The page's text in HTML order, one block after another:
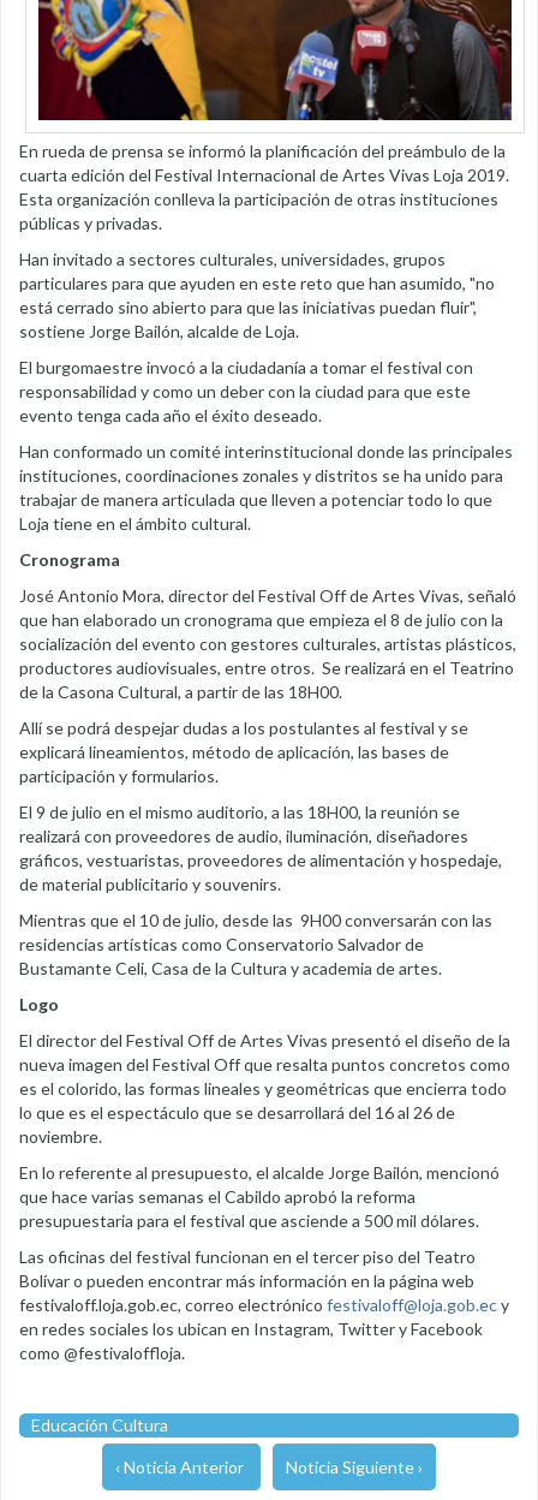
En rueda de prensa se informó la planificación del preámbulo de la
cuarta edición del Festival Internacional de Artes Vivas Loja 2019.
Esta organización conlleva la participación de otras instituciones
públicas y privadas.
Han invitado a sectores culturales, universidades, grupos
particulares para que ayuden en este reto que han asumido, "no
está cerrado sino abierto para que las iniciativas puedan fluir",
sostiene Jorge Bailón, alcalde de Loja.
El burgomaestre invocó a la ciudadanía a tomar el festival con
responsabilidad y como un deber con la ciudad para que este
evento tenga cada año el éxito deseado.
Han conformado un comité interinstitucional donde las principales
instituciones, coordinaciones zonales y distritos se ha unido para
trabajar de manera articulada que lleven a potenciar todo lo que
Loja tiene en el ámbito cultural.
Cronograma
José Antonio Mora, director del Festival Off de Artes Vivas, señaló
que han elaborado un cronograma que empieza el 8 de julio con la
socialización del evento con gestores culturales, artistas plásticos,
productores audiovisuales, entre otros. Se realizará en el Teatrino
de la Casona Cultural, a partir de las 18H00.
Allí se podrá despejar dudas a los postulantes al festival y se
explicará lineamientos, método de aplicación, las bases de
participación y formularios.
El 9 de julio en el mismo auditorio, a las 18H00, la reunión se
realizará con proveedores de audio, iluminación, diseñadores
gráficos, vestuaristas, proveedores de alimentación y hospedaje,
de material publicitario y souvenirs.
Mientras que el 10 de julio, desde las 9H00 conversarán con las
residencias artísticas como Conservatorio Salvador de
Bustamante Celi, Casa de la Cultura y academia de artes.
Logo
El director del Festival Off de Artes Vivas presentó el diseño de la
nueva imagen del Festival Off que resalta puntos concretos como
es el colorido, las formas lineales y geométricas que encierra todo
lo que es el espectáculo que se desarrollará del 16 al 26 de
noviembre.
En lo referente al presupuesto, el alcalde Jorge Bailón, mencionó
que hace varias semanas el Cabildo aprobó la reforma
presupuestaria para el festival que asciende a 500 mil dólares.
Las oficinas del festival funcionan en el tercer piso del Teatro
Bolívar o pueden encontrar más información en la página web
festivaloff.loja.gob.ec, correo electrónico festivaloff@loja.gob.ecy
en redes sociales los ubican en Instagram, Twitter y Facebook
como @festivaloffloja.
Educación Cultura
‹ Noticia Anterior Noticia Siguiente ›